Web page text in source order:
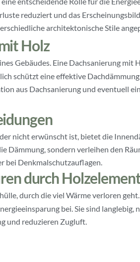
reduziert und das
architektonische Stile
Holz
Gebäudes. Eine Dachsanierung mit
schützt eine effektive
aus Dachsanierung und eventuell
nicht erwünscht ist, bietet die
Dämmung, sondern verleihen den
bei Denkmalschutzauflagen.
durch
durch die viel Wärme verloren
bei. Sie sind
und reduzieren Zugluft.